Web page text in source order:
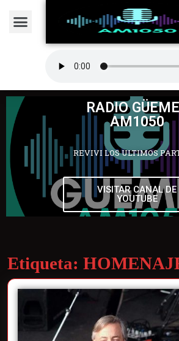
RADIO
AM1050
REVIVI LOS ULTIMOS
VISITAR CANAL DE
YOUTUBE
Etiqueta: